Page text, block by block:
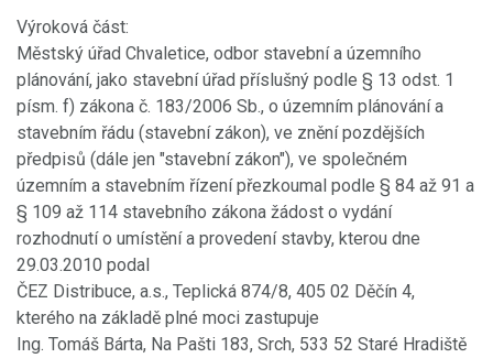
Výroková část:
Městský úřad Chvaletice, odbor stavební a územního
plánování, jako stavební úřad příslušný podle § 13 odst. 1
písm. f) zákona č. 183/2006 Sb., o územním plánování a
stavebním řádu (stavební zákon), ve znění pozdějších
předpisů (dále jen "stavební zákon"), ve společném
územním a stavebním řízení přezkoumal podle § 84 až 91 a
§ 109 až 114 stavebního zákona žádost o vydání
rozhodnutí o umístění a provedení stavby, kterou dne
29.03.2010 podal
ČEZ Distribuce, a.s., Teplická 874/8, 405 02 Děčín 4,
kterého na základě plné moci zastupuje
Ing. Tomáš Bárta, Na Pašti 183, Srch, 533 52 Staré Hradiště